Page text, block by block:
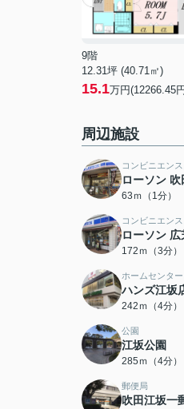
9階
12.31坪 (40.71㎡)
15.1万円(12266.45
周辺施設
コンビニエン
ローソン
63ｍ（1分）
コンビニエン
ローソン 広
172ｍ（3分）
ホームセンター
ハンズ江坂
242ｍ（4分）
公園
江坂公園
285ｍ（4分）
郵便局
吹田江坂一